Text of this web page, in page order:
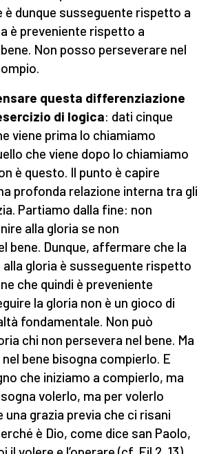
è dunque susseguente rispetto a
è preveniente rispetto a
Non posso perseverare nel
questa differenziazione
di logica: dati cinque
viene prima lo chiamiamo
che viene dopo lo chiamiamo
è questo. Il punto è capire
profonda relazione interna tra gli
Partiamo dalla fine: non
alla gloria se non
bene. Dunque, affermare che la
alla gloria è susseguente rispetto
che quindi è preveniente
la gloria non è un gioco di
fondamentale. Non può
chi non persevera nel bene. Ma
bene bisogna compierlo. E
che iniziamo a compierlo, ma
volerlo, ma per volerlo
una grazia previa che ci risani
è Dio, come dice san Paolo,